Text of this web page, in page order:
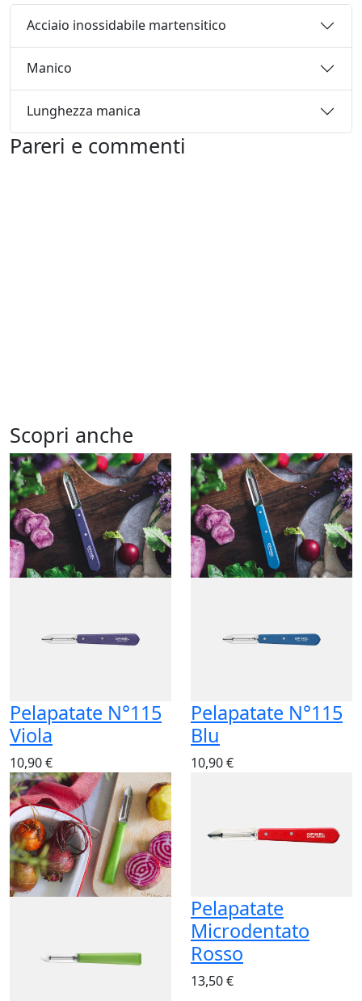
Acciaio inossidabile martensitico
Manico
Lunghezza manica
Pareri e commenti
Scopri anche
Pelapatate N°115
Viola
10,90 €
Pelapatate N°115
Blu
10,90 €
Pelapatate
Microdentato
Rosso
13,50 €